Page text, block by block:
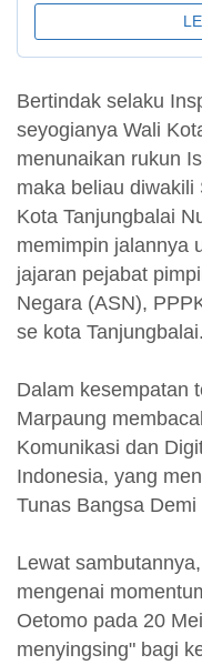
Bertindak selaku
seyogianya Wali
menunaikan rukun
maka beliau
Kota Tanjungbalai
memimpin jalannya
jajaran pejabat
Negara (ASN),
se kota Tanjungbalai.
Dalam kesempatan
Marpaung
Komunikasi dan
Indonesia, yang
Tunas Bangsa
Lewat
mengenai
Oetomo pada 20
menyingsing" bagi